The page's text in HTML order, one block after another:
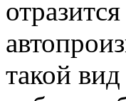
такой вид